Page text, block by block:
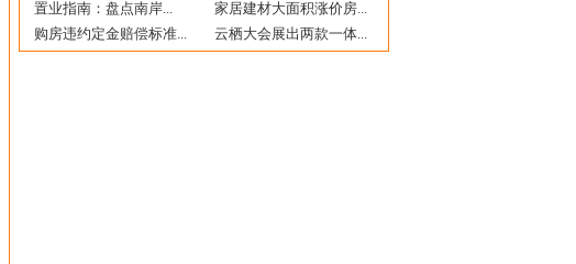
​置业指南：盘点南岸...
家居建材大面积涨价房...
购房违约定金赔偿标准...
云栖大会展出两款一体...